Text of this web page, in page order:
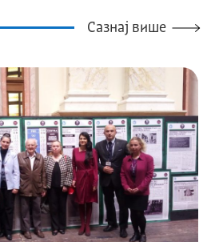
Сазнај више